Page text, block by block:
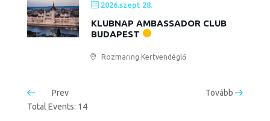
2026.szept 28.
KLUBNAP AMBASSADOR CLUB
BUDAPEST
Rozmaring Kertvendéglő
Prev
Tovább
Total Events: 14